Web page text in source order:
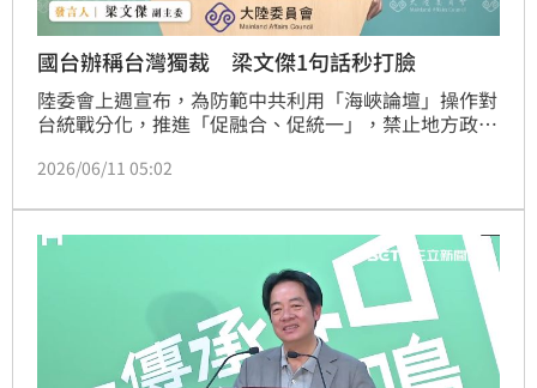
國台辦稱台灣獨裁 梁文傑1句話秒打臉
陸委會上週宣布，為防範中共利用「海峽論壇」操作對
台統戰分化，推進「促融合、促統一」，禁止地方政府
方跳腳，國台辦稱此為「假民主、真獨裁」。對此，陸
台辦說法。
2026/06/11 05:02